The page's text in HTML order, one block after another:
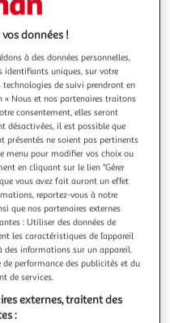
boucles cheveux
données !
à des données personnelles,
identifiants uniques, sur votre
technologies de suivi prendront en
« Nous et nos partenaires traitons
consentement, elles seront
désactivées, il est possible que
présentés ne soient pas pertinents
menu pour modifier vos choix ou
en cliquant sur le lien "Gérer
vous avez fait auront un effet
reportez-vous à notre
que nos partenaires externes
: Utiliser des données de
les caractéristiques de l’appareil
des informations sur un appareil.
performance des publicités et du
de services.
externes, traitent des
: